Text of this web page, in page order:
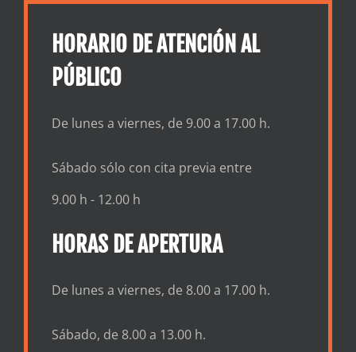
HORARIO DE ATENCIÓN AL
PÚBLICO
De lunes a viernes, de 9.00 a 17.00 h.
Sábado sólo con cita previa entre
9.00 h - 12.00 h
HORAS DE APERTURA
De lunes a viernes, de 8.00 a 17.00 h.
Sábado, de 8.00 a 13.00 h.